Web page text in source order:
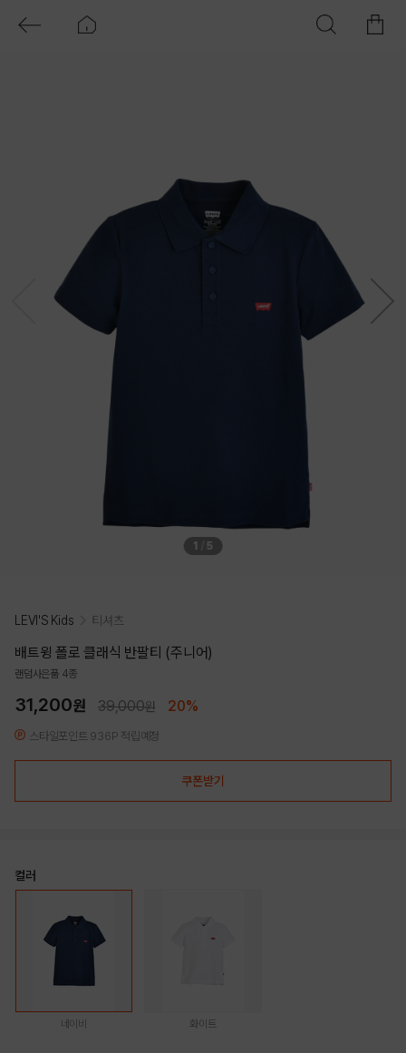
1 5
LEVI'S Kids 티셔츠
배트윙 폴로 클래식 반팔티 (주니어)
랜덤사은품 4종
31,200원 39,000원 20%
스타일포인트 936P 적립예정
쿠폰받기
컬러
네이비 화이트